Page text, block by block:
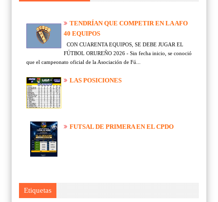
TENDRÍAN QUE COMPETIR EN LA AFO
40 EQUIPOS
CON CUARENTA EQUIPOS, SE DEBE JUGAR EL
FÚTBOL ORUREÑO 2026 - Sin fecha inicio, se conoció
que el campeonato oficial de la Asociación de Fú...
LAS POSICIONES
FUTSAL DE PRIMERA EN EL CPDO
Etiquetas